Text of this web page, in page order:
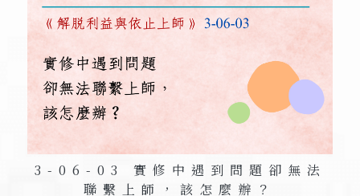
3-06-03 實修中遇到問題卻無法
聯繫上師，該怎麼辦？